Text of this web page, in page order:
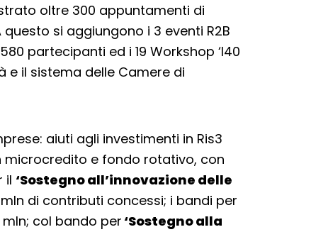
oltre 300 appuntamenti di
si aggiungono i 3 eventi R2B
partecipanti ed i 19 Workshop ‘I40
e il sistema delle Camere di
aiuti agli investimenti in Ris3
microcredito e fondo rotativo, con
il ‘Sostegno all’innovazione delle
di contributi concessi; i bandi per
mln; col bando per ‘Sostegno alla